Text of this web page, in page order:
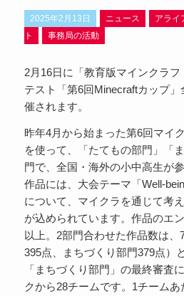
2025年2月13日 ニュース アライ
ト
事務局の活動
2月16日に「教育版マインクラ
テスト「第6回Minecraftカップ
催されます。
昨年4月から始まった第6回マイ
を使って、「たてもの部門」「
門で、全国・海外の小中高生が参
作品には、大会テーマ「Well-
について、マイクラを通じて考
が込められています。作品のエ
以上。2部門合わせた作品数は、
395点、まちづくり部門379点）
「まちづくり部門」の最終審査
クから28チームです。1チーム